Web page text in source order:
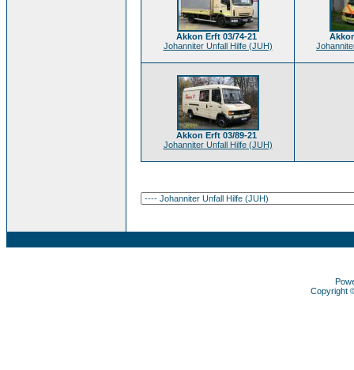
Akkon Erft 03/74-21
Johanniter Unfall Hilfe (JUH)
Akkon Erft 03/89-21
Johanniter Unfall Hilfe (JUH)
Copyright